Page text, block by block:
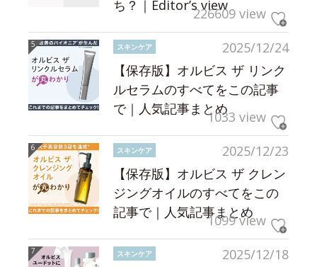
ち？｜Editor’s view226609 view
2025/12/24
スキンケア
【保存版】オルビス ザ リンク
ルセラムのすべてをこの記事
で｜人気記事まとめ1033 view
2025/12/23
スキンケア
【保存版】オルビス ザ クレン
ジングオイルのすべてをこの
記事で｜人気記事まとめ
1099 view
2025/12/18
スキンケア